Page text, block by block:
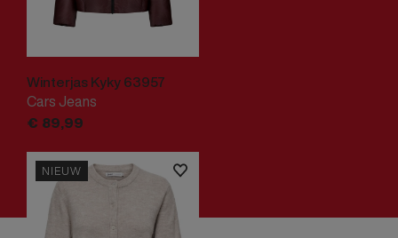
Winterjas Kyky 63957
Cars Jeans
€ 89,99
NIEUW